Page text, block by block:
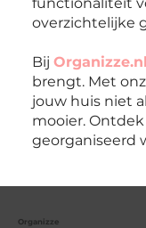
overzichtelijke
Bij Organizze.nl
brengt. Met
jouw huis niet
mooier.
georganiseerd
Organizze